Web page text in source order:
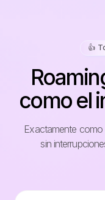
👍️
como el
Exactamente
sin